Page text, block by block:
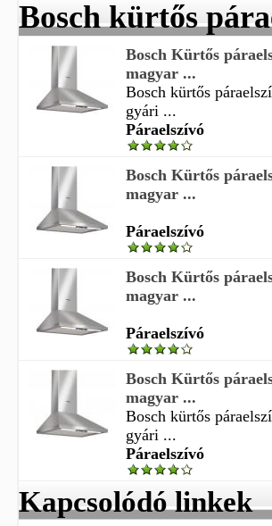
Bosch kürtős
Bosch Kürtős
magyar ...
Bosch kürtős
gyári ...
Páraelszívó
Bosch Kürtős
magyar ...
Páraelszívó
Bosch Kürtős
magyar ...
Páraelszívó
Bosch Kürtős
magyar ...
Bosch kürtős
gyári ...
Páraelszívó
Kapcsolódó linkek